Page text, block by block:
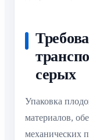
серых
Упаковка
материалов,
механических